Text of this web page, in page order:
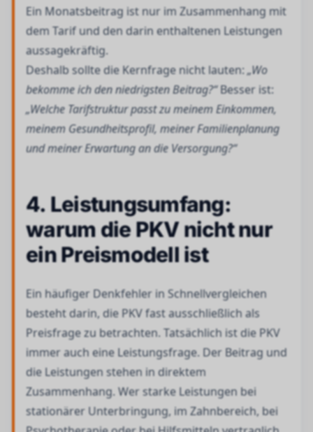
Ein Monatsbeitrag ist nur im Zusammenhang mit
dem Tarif und den darin enthaltenen Leistungen
aussagekräftig.
Deshalb sollte die Kernfrage nicht lauten:„Wo
bekomme ich den niedrigsten Beitrag?“Besser ist:
„Welche Tarifstruktur passt zu meinem Einkommen,
meinem Gesundheitsprofil, meiner Familienplanung
und meiner Erwartung an die Versorgung?“
4. Leistungsumfang:
warum die PKV nicht nur
ein Preismodell ist
Ein häufiger Denkfehler in Schnellvergleichen
besteht darin, die PKV fast ausschließlich als
Preisfrage zu betrachten. Tatsächlich ist die PKV
immer auch eine Leistungsfrage. Der Beitrag und
die Leistungen stehen in direktem
Zusammenhang. Wer starke Leistungen bei
stationärer Unterbringung, im Zahnbereich, bei